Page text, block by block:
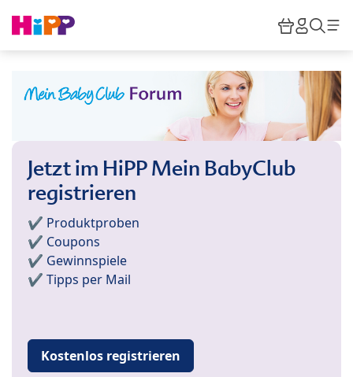
HiPP
Jetzt im HiPP Mein BabyClub
registrieren
✔️ Produktproben
✔️ Coupons
✔️ Gewinnspiele
✔️ Tipps per Mail
Kostenlos registrieren